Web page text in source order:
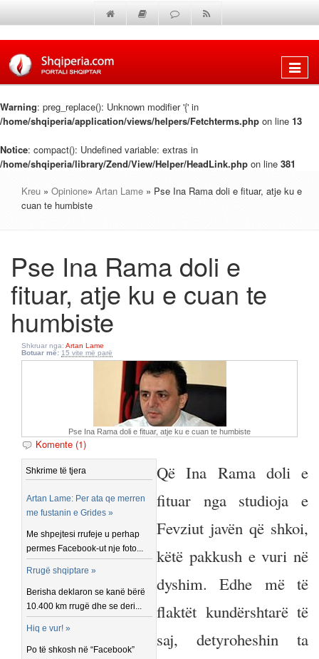
Shfaq
Warning: preg_replace(): Unknown modifier '{' in
/home/shqiperia/application/views/helpers/Fetchterms.php on line 13
Notice: compact(): Undefined variable: extras in
/home/shqiperia/library/Zend/View/Helper/HeadLink.php on line 381
Kreu » Opinione» Artan Lame » Pse Ina Rama doli e fituar, atje ku e
cuan te humbiste
Pse Ina Rama doli e
fituar, atje ku e cuan te
humbiste
Shkruar nga: Artan Lame
Botuar më: 15 vite më parë
Pse Ina Rama doli e fituar, atje ku e cuan te humbiste
Komente (1)
Shkrime të tjera
Artan Lame: Per ata qe merren
me fustanin e Grides »
Me shpejtesi rrufeje u perhap
permes Facebook-ut nje foto...
Rrugë shqiptare »
Berisha deklaron se kanë bërë
10.400 km rrugë dhe se deri...
Hiq e vur! »
Po të shkosh në “Facebook”
Që Ina Rama doli e
fituar nga studioja e
Fevziut javën që shkoi,
këtë pakkush e vuri në
dyshim. Edhe më të
flaktët kundërshtarë të
saj, detyroheshin ta